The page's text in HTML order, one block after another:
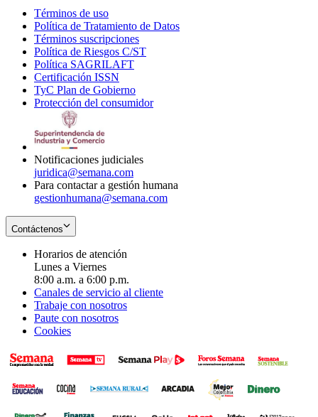
Términos de uso
in
new
window
Política de Tratamiento de Datos
Términos suscripciones
in
Política de Riesgos C/ST
Política SAGRILAFT
new
window
Certificación ISSN
in
new
TyC Plan de Gobierno
in
Protección del consumidorOpens
Notificaciones judiciales
juridica@semana.com
Para contactar a gestión humana
gestionhumana@semana.com
Contáctenos
Horarios de atención
Lunes a Viernes
8:00 a.m. a 6:00 p.m.
Canales de servicio al cliente
Trabaje con nosotros
Paute con nosotros
Cookies